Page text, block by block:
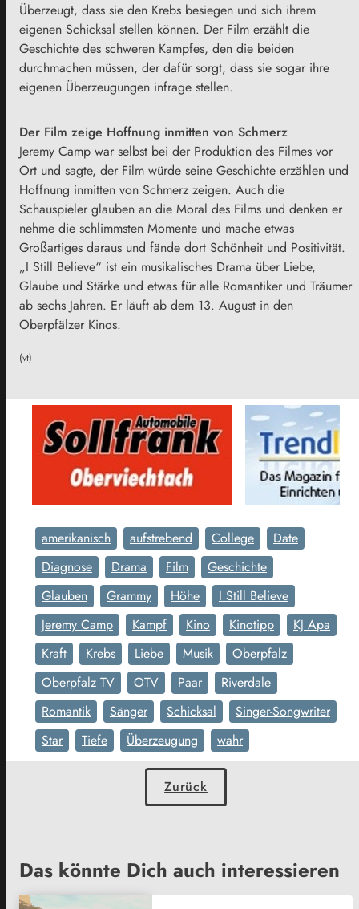
Überzeugt, dass sie den Krebs besiegen und sich ihrem
eigenen Schicksal stellen können. Der Film erzählt die
Geschichte des schweren Kampfes, den die beiden
durchmachen müssen, der dafür sorgt, dass sie sogar ihre
eigenen Überzeugungen infrage stellen.
Der Film zeige Hoffnung inmitten von Schmerz
Jeremy Camp war selbst bei der Produktion des Filmes vor
Ort und sagte, der Film würde seine Geschichte erzählen und
Hoffnung inmitten von Schmerz zeigen. Auch die
Schauspieler glauben an die Moral des Films und denken er
nehme die schlimmsten Momente und mache etwas
Großartiges daraus und fände dort Schönheit und Positivität.
„I Still Believe“ ist ein musikalisches Drama über Liebe,
Glaube und Stärke und etwas für alle Romantiker und Träumer
ab sechs Jahren. Er läuft ab dem 13. August in den
Oberpfälzer Kinos.
(vt)
amerikanisch aufstrebend College
Date
Diagnose
Drama Film
Geschichte
Glauben
Grammy Höhe
I Still Believe
Jeremy Camp
Kampf Kino Kinotipp
KJ Apa
Kraft
Krebs Liebe Musik
Oberpfalz
Oberpfalz TV
OTV Paar
Riverdale
Romantik
Sänger Schicksal
Singer-Songwriter
Star
Tiefe Überzeugung wahr
Zurück
Das könnte Dich auch interessieren